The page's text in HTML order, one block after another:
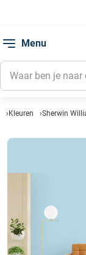
Menu
Kleuren Sherwin